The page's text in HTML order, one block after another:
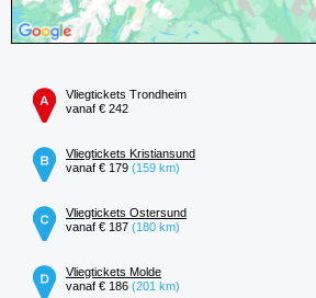
Vliegtickets Trondheim
vanaf € 242
Vliegtickets Kristiansund
vanaf € 179 (159 km)
Vliegtickets Ostersund
vanaf € 187 (180 km)
Vliegtickets Molde
vanaf € 186 (201 km)